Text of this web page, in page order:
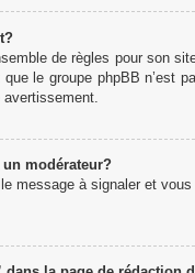
de règles pour son
le groupe phpBB n’est
modérateur?
message à signaler et